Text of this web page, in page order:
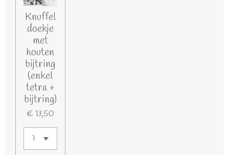
Knuffel
doekje
met
houten
bijtring
(enkel
tetra +
bijtring)
€ 13,50